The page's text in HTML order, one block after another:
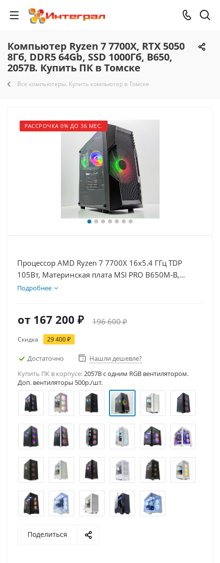
Компьютер Ryzen 7 7700X, RTX 5050
8Гб, DDR5 64Gb, SSD 1000Гб, B650,
2057B. Купить ПК в Томске
Все компьютеры. Купить компьютер в Томске
РАССРОЧКА 0% ДО 36 МЕС.
Процессор AMD Ryzen 7 7700X 16x5.4 ГГц TDP
105Вт, Материнская плата MSI PRO B650M-B,
Видеокарта RTX 5050 8Гб, Память DDR5 64Gb,
Подробнее
от 167 200 ₽ 196 600 ₽
Скидка 29 400 ₽
Достаточно
Нашли дешевле?
Купить ПК в корпусе:2057B c одним RGB вентилятором.
Доп. вентиляторы 500р./шт.
Поделиться